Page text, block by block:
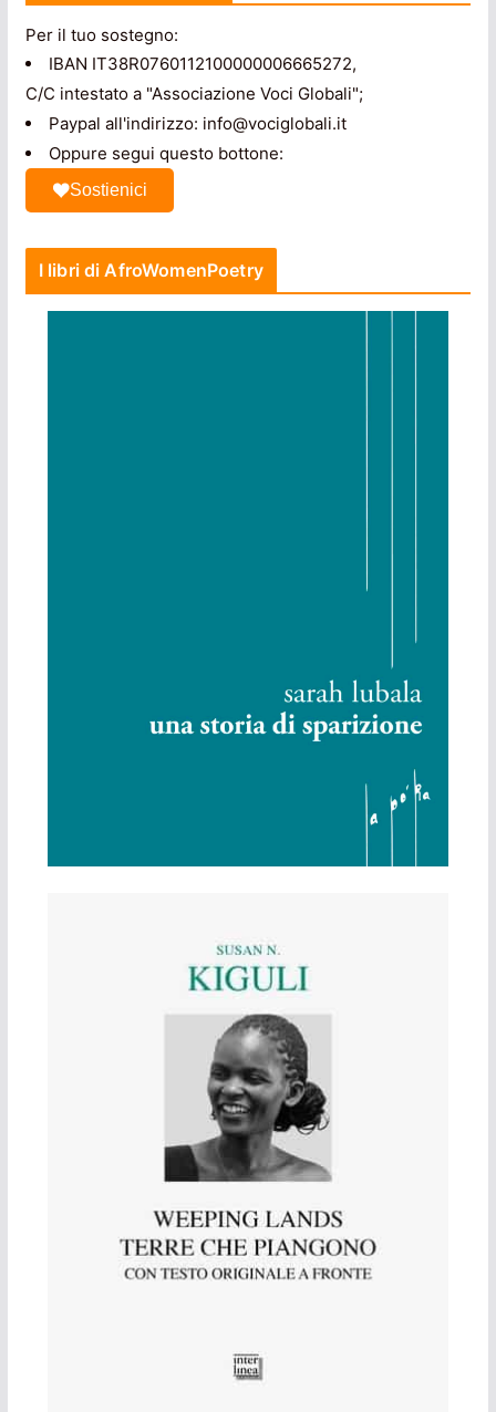
Per il tuo sostegno:
IBAN IT38R0760112100000006665272,
C/C intestato a "Associazione Voci Globali";
Paypal all'indirizzo: info@vociglobali.it
Oppure segui questo bottone:
Sostienici
I libri di AfroWomenPoetry